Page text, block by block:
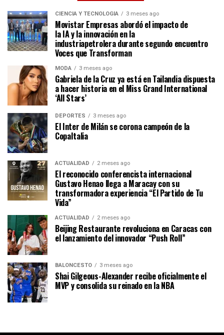
CIENCIA Y TECNOLOGÍA 3 meses ago
Movistar Empresas abordó el impacto de
la IA y la innovación en la
industriapetrolera durante segundo encuentro
Voces que Transforman
MODA 3 meses ago
Gabriela de la Cruz ya está en Tailandia dispuesta
a hacer historia en el Miss Grand International
‘All Stars’
DEPORTES 3 meses ago
El Inter de Milán se corona campeón de la
CopaItalia
ACTUALIDAD 2 meses ago
El reconocido conferencista internacional
Gustavo Henao llega a Maracay con su
transformadora experiencia “El Partido de Tu
Vida”
ACTUALIDAD 2 meses ago
Beijing Restaurante revoluciona en Caracas con
el lanzamiento del innovador “Push Roll”
BALONCESTO 3 meses ago
Shai Gilgeous-Alexander recibe oficialmente el
MVP y consolida su reinado en la NBA